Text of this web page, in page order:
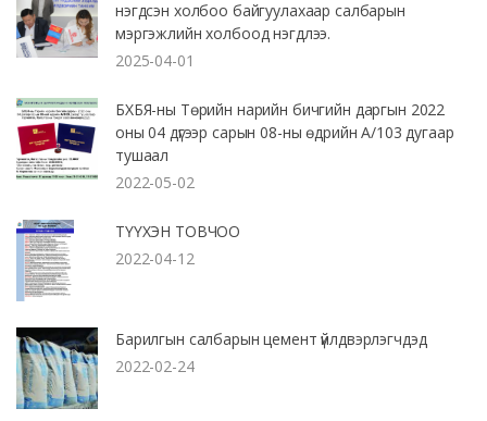
нэгдсэн холбоо байгуулахаар салбарын
мэргэжлийн холбоод нэгдлээ.
2025-04-01
БХБЯ-ны Төрийн нарийн бичгийн даргын 2022
оны 04 дүгээр сарын 08-ны өдрийн А/103 дугаар
тушаал
2022-05-02
ТҮҮХЭН ТОВЧОО
2022-04-12
Барилгын салбарын цемент үйлдвэрлэгчдэд
2022-02-24